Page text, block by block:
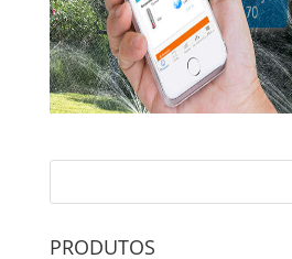
PRODUTOS